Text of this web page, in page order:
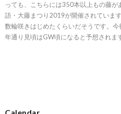
っても、こちらには350本以上もの藤
語・大藤まつり2019が開催されていま
数輪咲きはじめたくらいだそうです。
年通り見頃はGW頃になると予想されま